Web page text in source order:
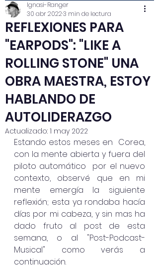
REFLEXIONES PARA
"EARPODS": "LIKE A
ROLLING STONE" UNA
OBRA MAESTRA, ESTOY
HABLANDO DE
AUTOLIDERAZGO
Ignasi-Ranger
30 abr 20223 min de lectura
Actualizado: 1 may 2022
Estando estos meses en  Corea,
con la mente abierta y fuera del
piloto automático  por el nuevo
contexto, observé que en mi
mente emergía la siguiente
reflexión; esta ya rondaba hacía
días por mi cabeza, y sin mas ha
dado fruto al post de esta
semana, o al "Post-Podcast-
Musical" como verás a
continuación.